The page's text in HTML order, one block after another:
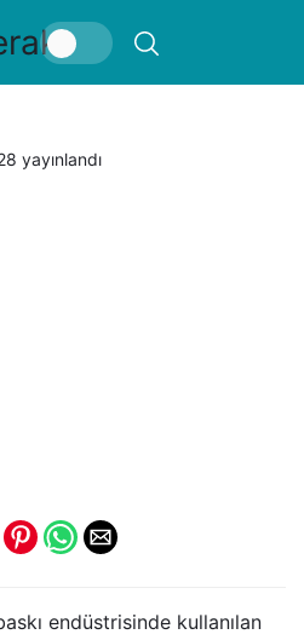
at arabası
yayınlandı
endüstrisinde kullanılan